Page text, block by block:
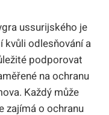
ussurijského je
kvůli odlesňování a
podporovat
na ochranu
Každý může
zajímá o ochranu